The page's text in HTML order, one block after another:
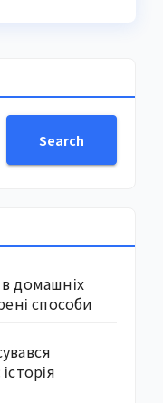
Search
домашніх
способи